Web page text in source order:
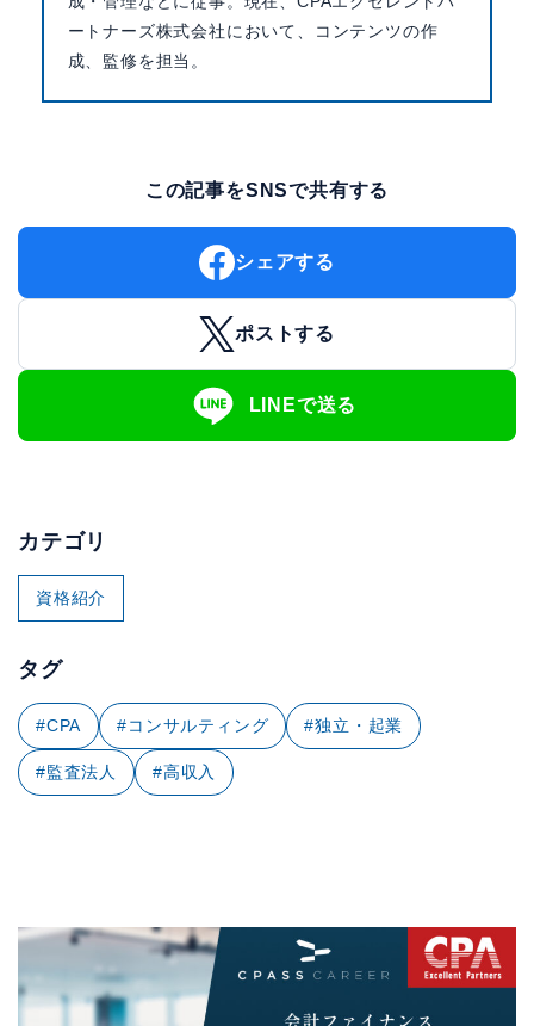
ートナーズ株式会社において、コンテンツの作
成、監修を担当。
この記事をSNSで共有する
シェアする
ポストする
LINEで送る
カテゴリ
資格紹介
タグ
#CPA #コンサルティング #独立・起業
#監査法人 #高収入